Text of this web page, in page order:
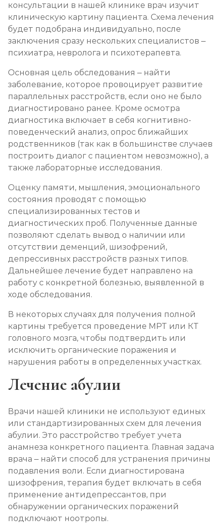
консультации в нашей клинике врач изучит
клиническую картину пациента. Схема лечения
будет подобрана индивидуально, после
заключения сразу нескольких специалистов –
психиатра, невролога и психотерапевта.
Основная цель обследования – найти
заболевание, которое провоцирует развитие
параллельных расстройств, если оно не было
диагностировано ранее. Кроме осмотра
диагностика включает в себя когнитивно-
поведенческий анализ, опрос ближайших
родственников (так как в большинстве случаев
построить диалог с пациентом невозможно), а
также лабораторные исследования.
Оценку памяти, мышления, эмоционального
состояния проводят с помощью
специализированных тестов и
диагностических проб. Полученные данные
позволяют сделать вывод о наличии или
отсутствии деменций, шизофрений,
депрессивных расстройств разных типов.
Дальнейшее лечение будет направлено на
работу с конкретной болезнью, выявленной в
ходе обследования.
В некоторых случаях для получения полной
картины требуется проведение МРТ или КТ
головного мозга, чтобы подтвердить или
исключить органические поражения и
нарушения работы в определенных участках.
Лечение абулии
Врачи нашей клиники не используют единых
или стандартизированных схем для лечения
абулии. Это расстройство требует учета
анамнеза конкретного пациента. Главная задача
врача – найти способ для устранения причины
подавления воли. Если диагностирована
шизофрения, терапия будет включать в себя
применение антидепрессантов, при
обнаружении органических поражений
подключают ноотропы.